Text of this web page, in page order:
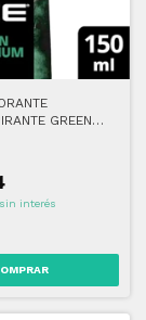
GREEN
sin interés